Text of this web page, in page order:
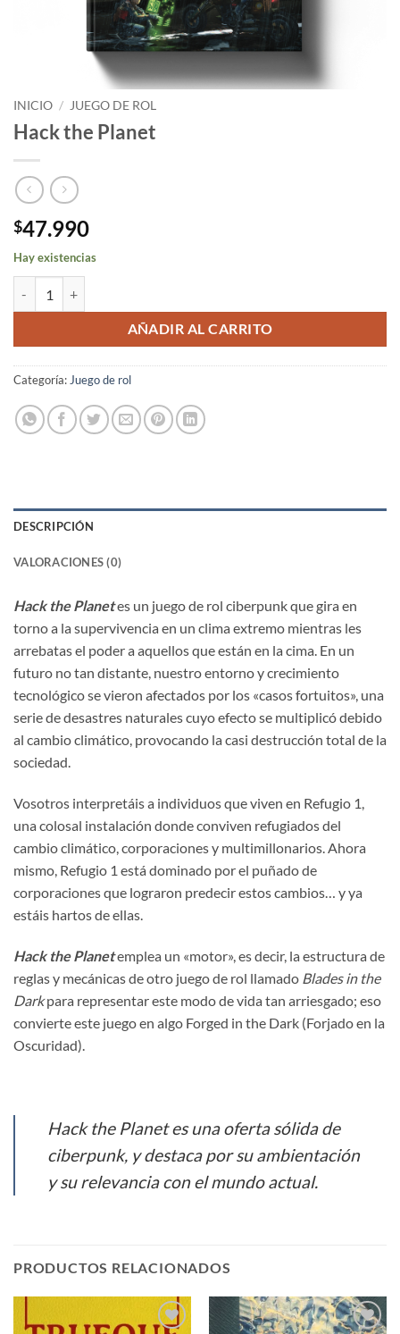
INICIO / JUEGO DE ROL
Hack the Planet
$47.990
Hay existencias
AÑADIR AL CARRITO
Categoría: Juego de rol
DESCRIPCIÓN
VALORACIONES (0)
Hack the Planetes un juego de rol ciberpunk que gira en
torno a la supervivencia en un clima extremo mientras les
arrebatas el poder a aquellos que están en la cima. En un
futuro no tan distante, nuestro entorno y crecimiento
tecnológico se vieron afectados por los «casos fortuitos», una
serie de desastres naturales cuyo efecto se multiplicó debido
al cambio climático, provocando la casi destrucción total de la
sociedad.
Vosotros interpretáis a individuos que viven en Refugio 1,
una colosal instalación donde conviven refugiados del
cambio climático, corporaciones y multimillonarios. Ahora
mismo, Refugio 1 está dominado por el puñado de
corporaciones que lograron predecir estos cambios… y ya
estáis hartos de ellas.
Hack the Planetemplea un «motor», es decir, la estructura de
reglas y mecánicas de otro juego de rol llamado Blades in the
Darkpara representar este modo de vida tan arriesgado; eso
convierte este juego en algo Forged in the Dark (Forjado en la
Oscuridad).
Hack the Planetes una oferta sólida de
ciberpunk, y destaca por su ambientación
y su relevancia con el mundo actual.
PRODUCTOS RELACIONADOS